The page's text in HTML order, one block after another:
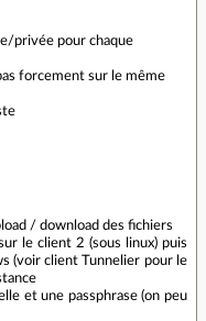
privée pour chaque
forcement sur le même
/ download des fichiers
le client 2 (sous linux) puis
(voir client Tunnelier pour le
et une passphrase (on peu